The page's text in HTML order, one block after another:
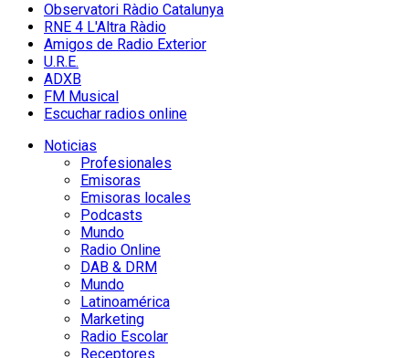
Observatori Ràdio Catalunya
RNE 4 L'Altra Ràdio
Amigos de Radio Exterior
U.R.E.
ADXB
FM Musical
Escuchar radios online
Noticias
Profesionales
Emisoras
Emisoras locales
Podcasts
Mundo
Radio Online
DAB & DRM
Mundo
Latinoamérica
Marketing
Radio Escolar
Receptores